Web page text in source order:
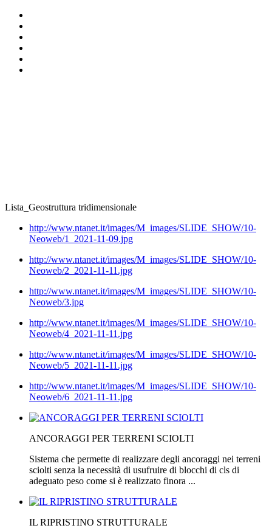
Lista_Geostruttura tridimensionale
http://www.ntanet.it/images/M_images/SLIDE_SHOW/10-
Neoweb/1_2021-11-09.jpg
http://www.ntanet.it/images/M_images/SLIDE_SHOW/10-
Neoweb/2_2021-11-11.jpg
http://www.ntanet.it/images/M_images/SLIDE_SHOW/10-
Neoweb/3.jpg
http://www.ntanet.it/images/M_images/SLIDE_SHOW/10-
Neoweb/4_2021-11-11.jpg
http://www.ntanet.it/images/M_images/SLIDE_SHOW/10-
Neoweb/5_2021-11-11.jpg
http://www.ntanet.it/images/M_images/SLIDE_SHOW/10-
Neoweb/6_2021-11-11.jpg
ANCORAGGI PER TERRENI SCIOLTI
Sistema che permette di realizzare degli ancoraggi nei terreni
sciolti senza la necessità di usufruire di blocchi di cls di
adeguato peso come si è realizzato finora ...
IL RIPRISTINO STRUTTURALE